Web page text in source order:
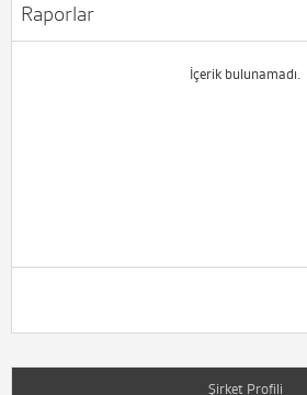
Raporlar
İçerik bulunamadı.
Şirket Profili